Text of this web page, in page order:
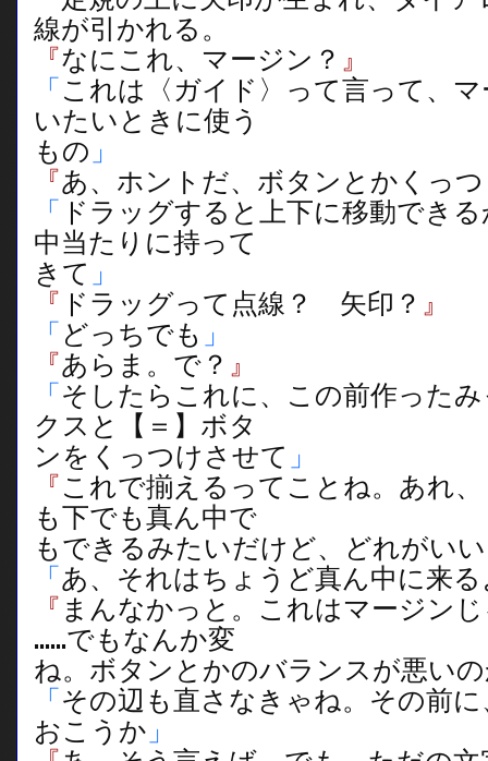
線が引かれる。
『なにこれ、マージン？ 』
「これは〈ガイド〉って言って、
いたいときに使う
もの 」
『あ、ホントだ、ボタンとかくっ
「 ドラッグすると上下に移動でき
中当たりに持って
きて 」
『 ドラッグって点線？ 矢印？ 』
「 どっちでも 」
『あらま。で？ 』
「そしたらこれに、この前作った
クスと【＝】ボタ
ンをくっつけさせて 」
『これで揃えるってことね。あれ
も下でも真ん中で
もできるみたいだけど、どれがい
「あ、それはちょうど真ん中に来
『 まんなかっと。これはマージン
……でもなんか変
ね。ボタンとかのバランスが悪い
「その辺も直さなきゃね。その前
おこうか 」